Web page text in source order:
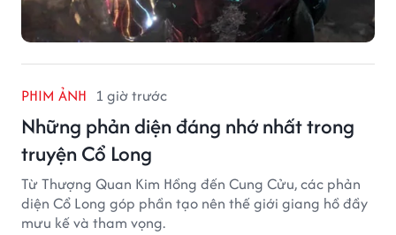
PHIM ẢNH 1 giờ trước
Những phản diện đáng nhớ nhất trong
truyện Cổ Long
Từ Thượng Quan Kim Hồng đến Cung Cửu, các phản
diện Cổ Long góp phần tạo nên thế giới giang hồ đầy
mưu kế và tham vọng.